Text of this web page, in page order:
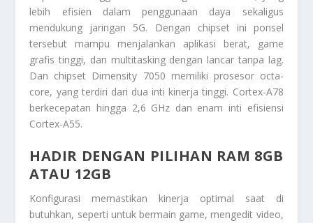
lebih efisien dalam penggunaan daya sekaligus
mendukung jaringan 5G. Dengan chipset ini ponsel
tersebut mampu menjalankan aplikasi berat, game
grafis tinggi, dan multitasking dengan lancar tanpa lag.
Dan chipset Dimensity 7050 memiliki prosesor octa-
core, yang terdiri dari dua inti kinerja tinggi. Cortex-A78
berkecepatan hingga 2,6 GHz dan enam inti efisiensi
Cortex-A55.
HADIR DENGAN PILIHAN RAM 8GB
ATAU 12GB
Konfigurasi memastikan kinerja optimal saat di
butuhkan, seperti untuk bermain game, mengedit video,